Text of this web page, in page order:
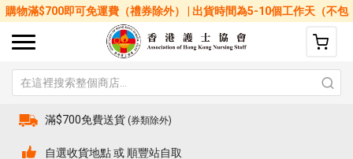
購物滿$700即可免運費（禮券除外） | 出貨時間為5-10個工作天（不包
括星期六、日及公眾假期）
滿$700免費送貨 (券類除外)
自選收貨地點 或 順豐站自取